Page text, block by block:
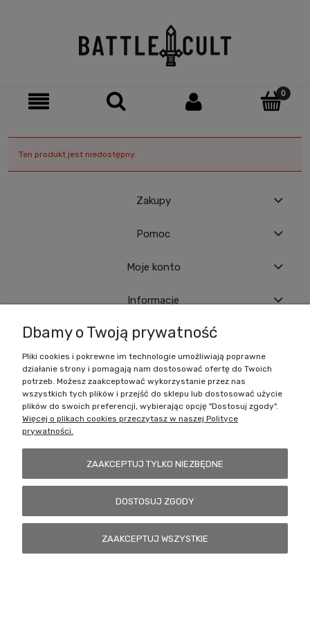
Ten produkt jest niedostępny.
Zakupy
Pomoc
Moje konto
Informacje
Battlecult | ul. Benedykta Dybowskiego 45/7, 41-208 Sosnowiec, woj.
śląskie | Email:kontakt@battlecult.plTel.: 669966242 | NIP:
6443563610 REGON: 520502331
POKAŻ PEŁNĄ WERSJĘ STRONY
Dbamy o Twoją prywatność
Pliki cookies i pokrewne im technologie umożliwiają poprawne
działanie strony i pomagają nam dostosować ofertę do Twoich
potrzeb. Możesz zaakceptować wykorzystanie przez nas
wszystkich tych plików i przejść do sklepu lub dostosować użycie
plików do swoich preferencji, wybierając opcję "Dostosuj zgody".
Więcej o plikach cookies przeczytasz w naszej Polityce
prywatności.
ZAAKCEPTUJ TYLKO NIEZBĘDNE
DOSTOSUJ ZGODY
ZAAKCEPTUJ WSZYSTKIE